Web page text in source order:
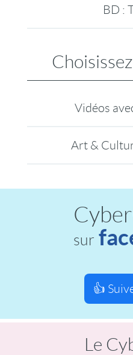
BD :
Vidéos
Art &
sur
👍
Le